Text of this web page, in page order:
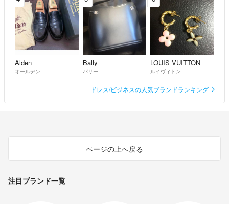
Alden
オールデン
Bally
バリー
LOUIS VUITTON
ルイヴィトン
ドレス/ビジネスの人気ブランドランキング
ページの上へ戻る
注目ブランド一覧